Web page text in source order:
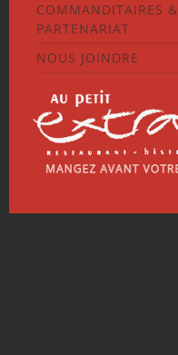
COMMANDITAIRES &
PARTENARIAT
NOUS JOINDRE